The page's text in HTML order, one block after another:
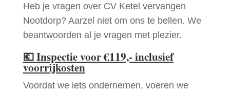
Heb je vragen over CV Ketel vervangen
Nootdorp? Aarzel niet om ons te bellen. We
beantwoorden al je vragen met plezier.
💶Inspectie voor €119,- inclusief
voorrijkosten
Voordat we iets ondernemen, voeren we